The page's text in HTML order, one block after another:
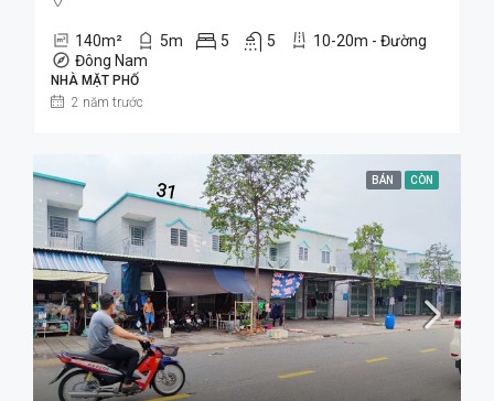
140m² 5m 5 5
10-20m - Đường
Đông Nam
NHÀ MẶT PHỐ
2 năm trước
BÁN CÒN